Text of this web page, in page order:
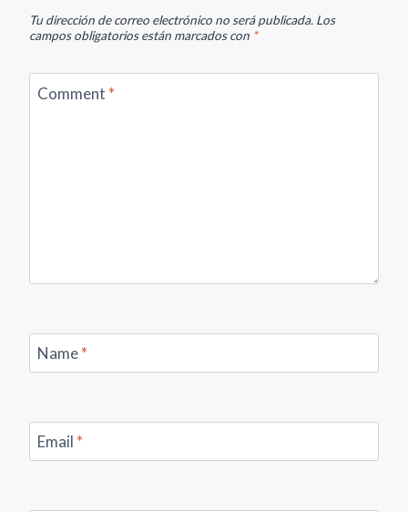
Tu dirección de correo electrónico no será publicada. Los
campos obligatorios están marcados con *
Comment *
Name*
Email *